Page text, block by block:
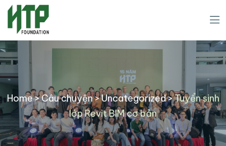
Home>Câu chuyện>Uncategorized>Tuyển sinh
lớp Revit BIM cơ bản